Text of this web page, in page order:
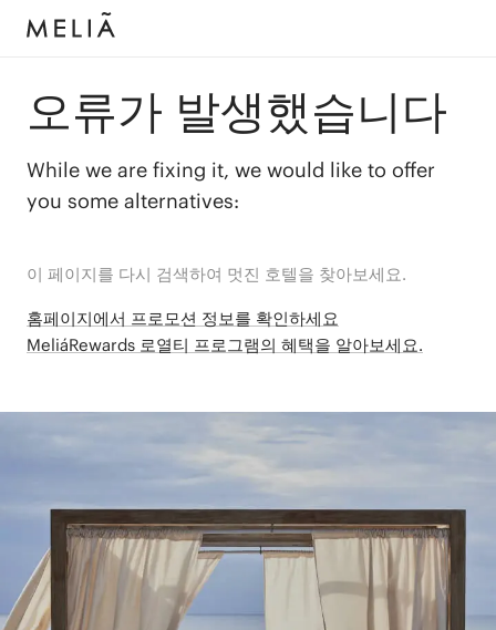
오류가 발생했습니다
While we are fixing it, we would like to offer
you some alternatives:
이 페이지를 다시 검색하여 멋진 호텔을 찾아보세요.
홈페이지에서 프로모션 정보를 확인하세요
MeliáRewards 로열티 프로그램의 혜택을 알아보세요.